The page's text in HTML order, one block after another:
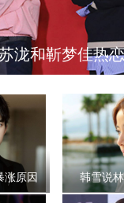
泷和靳梦佳热恋
涨原因 韩雪说